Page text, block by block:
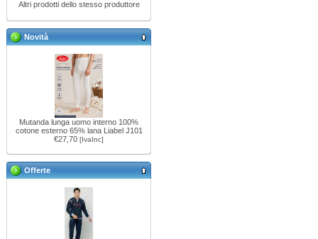
Altri prodotti dello stesso produttore
Novità
Mutanda lunga uomo interno 100%
cotone esterno 65% lana Liabel J101
€27,70 [IvaInc]
Offerte